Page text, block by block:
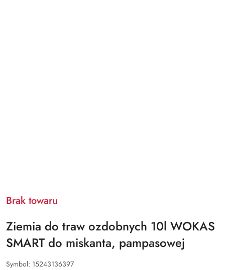
Brak towaru
Ziemia do traw ozdobnych 10l WOKAS
SMART do miskanta, pampasowej
Symbol: 15243136397